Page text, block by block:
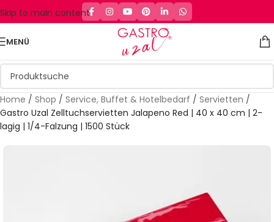
Skip to main content
MENÜ
Home / Shop / Service, Buffet & Hotelbedarf / Servietten /
Gastro Uzal Zelltuchservietten Jalapeno Red | 40 x 40 cm | 2-
lagig | 1/4-Falzung | 1500 Stück